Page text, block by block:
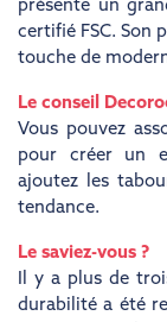
présente un
certifié FSC. Son
touche de
Le conseil
Vous pouvez
pour créer un
ajoutez les
tendance.
Le saviez-vous ?
Il y a plus de
durabilité a été